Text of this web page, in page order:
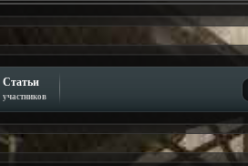
Статьи
участников